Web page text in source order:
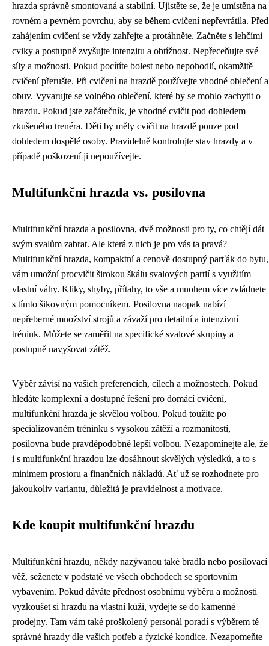
hrazda správně smontovaná a stabilní. Ujistěte se, že je umístěna na
rovném a pevném povrchu, aby se během cvičení nepřevrátila. Před
zahájením cvičení se vždy zahřejte a protáhněte. Začněte s lehčími
cviky a postupně zvyšujte intenzitu a obtížnost. Nepřeceňujte své
síly a možnosti. Pokud pocítíte bolest nebo nepohodlí, okamžitě
cvičení přerušte. Při cvičení na hrazdě používejte vhodné oblečení a
obuv. Vyvarujte se volného oblečení, které by se mohlo zachytit o
hrazdu. Pokud jste začátečník, je vhodné cvičit pod dohledem
zkušeného trenéra. Děti by měly cvičit na hrazdě pouze pod
dohledem dospělé osoby. Pravidelně kontrolujte stav hrazdy a v
případě poškození ji nepoužívejte.
Multifunkční hrazda vs. posilovna
Multifunkční hrazda a posilovna, dvě možnosti pro ty, co chtějí dát
svým svalům zabrat. Ale která z nich je pro vás ta pravá?
Multifunkční hrazda, kompaktní a cenově dostupný parťák do bytu,
vám umožní procvičit širokou škálu svalových partií s využitím
vlastní váhy. Kliky, shyby, přítahy, to vše a mnohem více zvládnete
s tímto šikovným pomocníkem. Posilovna naopak nabízí
nepřeberné množství strojů a závaží pro detailní a intenzivní
trénink. Můžete se zaměřit na specifické svalové skupiny a
postupně navyšovat zátěž.
Výběr závisí na vašich preferencích, cílech a možnostech. Pokud
hledáte komplexní a dostupné řešení pro domácí cvičení,
multifunkční hrazda je skvělou volbou. Pokud toužíte po
specializovaném tréninku s vysokou zátěží a rozmanitostí,
posilovna bude pravděpodobně lepší volbou. Nezapomínejte ale, že
i s multifunkční hrazdou lze dosáhnout skvělých výsledků, a to s
minimem prostoru a finančních nákladů. Ať už se rozhodnete pro
jakoukoliv variantu, důležitá je pravidelnost a motivace.
Kde koupit multifunkční hrazdu
Multifunkční hrazdu, někdy nazývanou také bradla nebo posilovací
věž, seženete v podstatě ve všech obchodech se sportovním
vybavením. Pokud dáváte přednost osobnímu výběru a možnosti
vyzkoušet si hrazdu na vlastní kůži, vydejte se do kamenné
prodejny. Tam vám také proškolený personál poradí s výběrem té
správné hrazdy dle vašich potřeb a fyzické kondice. Nezapomeňte